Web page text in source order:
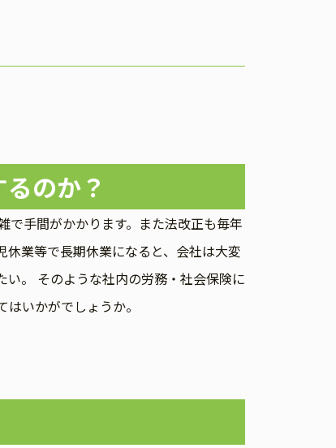
のか？
で手間がかかります。また法改正も毎年
業等で長期休業になると、会社は大変
。 そのような社内の労務・社会保険に
いかがでしょうか。